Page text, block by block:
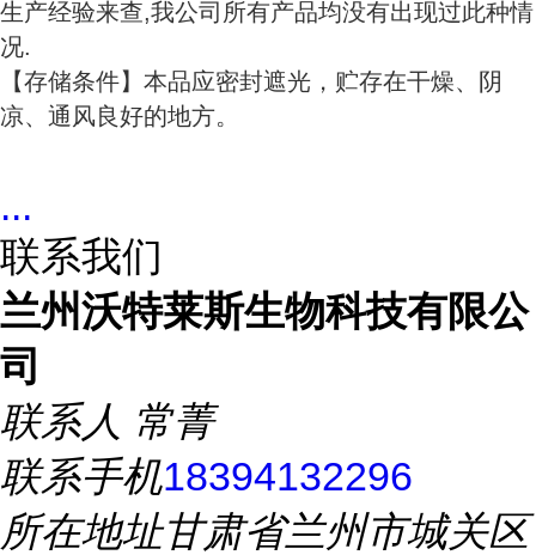
生产经验来查,我公司所有产品均没有出现过此种情
况.
【存储条件】本品应密封遮光，贮存在干燥、阴
凉、通风良好的地方。
...
联系我们
兰州沃特莱斯生物科技有限公
司
联系人 常菁
联系手机18394132296
所在地址甘肃省兰州市城关区